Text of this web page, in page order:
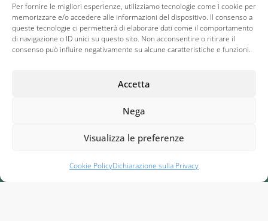
Per fornire le migliori esperienze, utilizziamo tecnologie come i cookie per
memorizzare e/o accedere alle informazioni del dispositivo. Il consenso a
queste tecnologie ci permetterà di elaborare dati come il comportamento
di navigazione o ID unici su questo sito. Non acconsentire o ritirare il
consenso può influire negativamente su alcune caratteristiche e funzioni.
Accetta
Nega
Visualizza le preferenze
Cookie PolicyDichiarazione sulla Privacy
CONTATTI
SEDE LEGALE: VIALE CAVALLOTTI 10 - 35124 PADOVA (PD)
SEDE OPERATIVA: VIA LAGO TRASIMENO 10 - 53047 SARTEANO (SI)